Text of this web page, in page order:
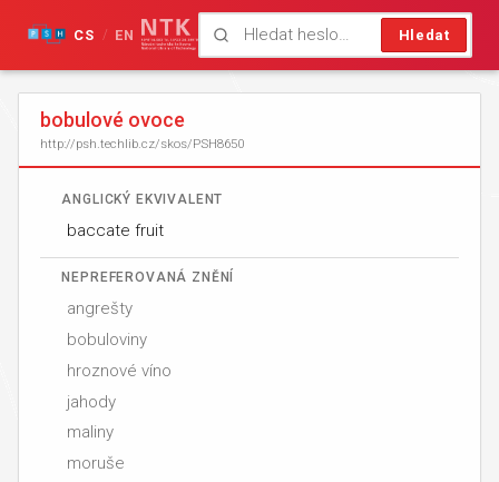
Hledat
CS / EN
bobulové ovoce
http://psh.techlib.cz/skos/PSH8650
ANGLICKÝ EKVIVALENT
baccate fruit
NEPREFEROVANÁ ZNĚNÍ
angrešty
bobuloviny
hroznové víno
jahody
maliny
moruše